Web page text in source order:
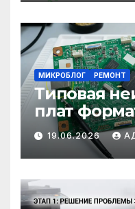
МИКРОБЛОГ РЕМОНТ
Типовая
плат
M6500/
выход из
19.06.2026